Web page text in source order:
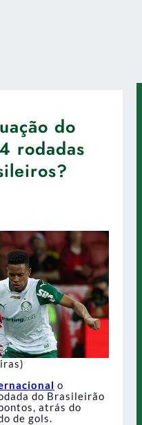
do
rodadas
o
do Brasileirão
atrás do
de gols.